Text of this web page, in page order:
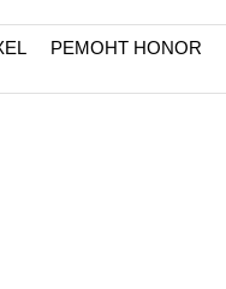
РЕМОНТ HONOR